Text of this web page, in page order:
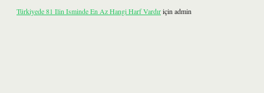
Türkiyede 81 Ilin Isminde En Az Hangi Harf Vardıriçin admin